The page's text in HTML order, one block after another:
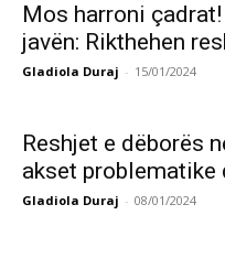
Mos harroni
javën: Rikthehen
Gladiola Duraj - 15/01/2024
Reshjet e dëborës
akset problematike
Gladiola Duraj - 08/01/2024